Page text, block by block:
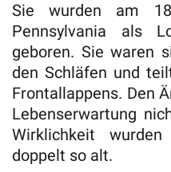
Sie wurden am
Pennsylvania als
geboren. Sie waren
den Schläfen und
Frontallappens. Den
Lebenserwartung
Wirklichkeit
doppelt so alt.